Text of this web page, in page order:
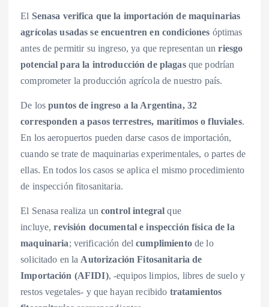
El Senasa verifica que la importación de maquinarias
agrícolas usadas se encuentren en condiciones óptimas
antes de permitir su ingreso, ya que representan unriesgo
potencial para la introducción de plagasque podrían
comprometer la producción agrícola de nuestro país.
De lospuntos de ingreso a la Argentina, 32
corresponden a pasos terrestres, marítimos o fluviales.
En los aeropuertos pueden darse casos de importación,
cuando se trate de maquinarias experimentales, o partes de
ellas. En todos los casos se aplica el mismo procedimiento
de inspección fitosanitaria.
El Senasa realiza uncontrol integral que
incluye,revisión documental e inspección física de la
maquinaria; verificación delcumplimientode lo
solicitado en la Autorización Fitosanitaria de
Importación (AFIDI), -equipos limpios, libres de suelo y
restos vegetales- y que hayan recibido tratamientos